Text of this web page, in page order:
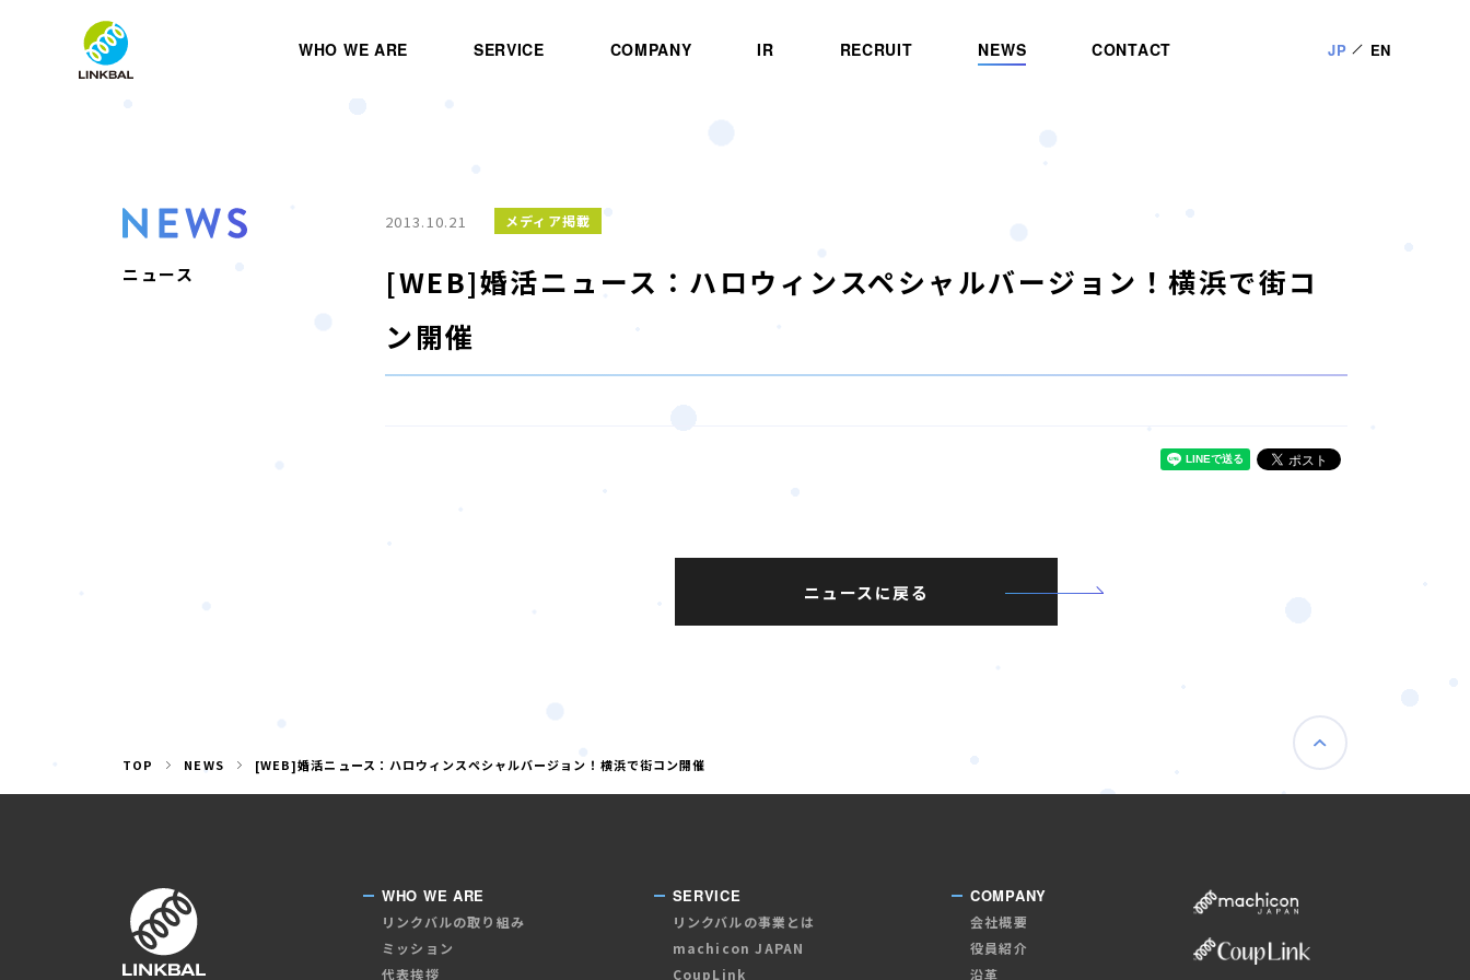
WHO WE ARE SERVICE COMPANY IR RECRUIT NEWS CONTACT JP EN
ニュース
2013.10.21 メディア掲載
[WEB]婚活ニュース：ハロウィンスペシャルバージョン！横浜で街コ
ン開催
ニュースに戻る
TOP NEWS [WEB]婚活ニュース：ハロウィンスペシャルバージョン！横浜で街コン開催
WHO WE ARE
リンクバルの取り組み
ミッション
代表挨拶
SERVICE
リンクバルの事業とは
machicon JAPAN
CoupLink
COMPANY
会社概要
役員紹介
沿革